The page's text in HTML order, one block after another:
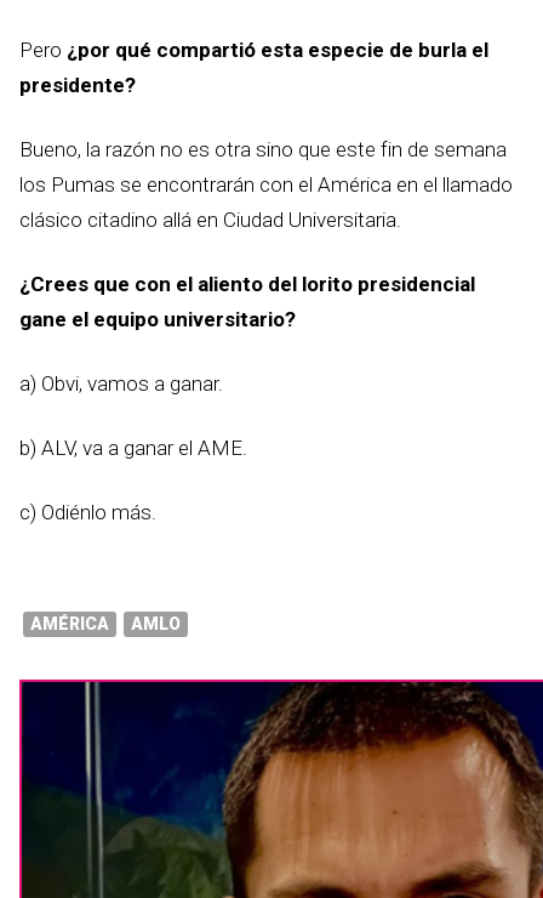
Pero ¿por qué compartió esta especie de burla el
presidente?
Bueno, la razón no es otra sino que este fin de semana
los Pumas se encontrarán con el América en el llamado
clásico citadino allá en Ciudad Universitaria.
¿Crees que con el aliento del lorito presidencial
gane el equipo universitario?
a) Obvi, vamos a ganar.
b) ALV, va a ganar el AME.
c) Odiénlo más.
AMÉRICA AMLO